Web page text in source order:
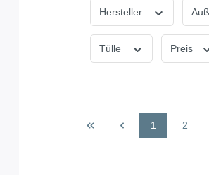
Hersteller
Tülle Preis
1 2